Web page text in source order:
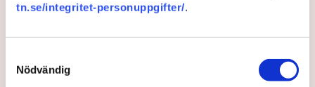
tn.se/integritet-personuppgifter/.
Nödvändig
Ledare: Svenskar ovilliga att
beskatta rika
Rainer Zitelmann, doktor i sociologi, har i en studie